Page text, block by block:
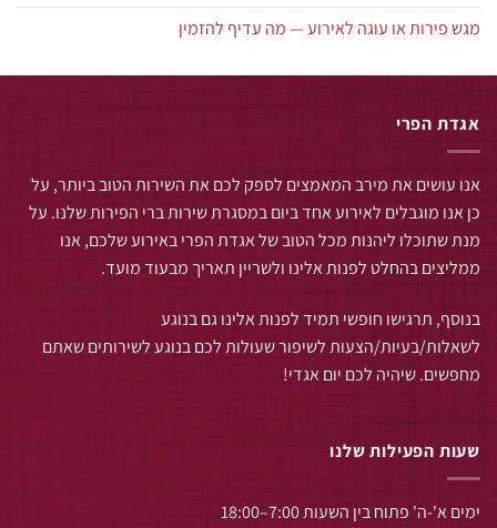
מגש פירות או עוגה לאירוע — מה עדיף להזמין
אגדת הפרי
אנו עושים את מירב המאמצים לספק לכם את השירות הטוב ביותר, על
כן אנו מוגבלים לאירוע אחד ביום במסגרת שירות ברי הפירות שלנו. על
מנת שתוכלו ליהנות מכל הטוב של אגדת הפרי באירוע שלכם, אנו
ממליצים בהחלט לפנות אלינו ולשריין תאריך מבעוד מועד.
בנוסף, תרגישו חופשי תמיד לפנות אלינו גם בנוגע
לשאלות/בעיות/הצעות לשיפור שעולות לכם בנוגע לשירותים שאתם
מחפשים. שיהיה לכם יום אגדי!
שעות הפעילות שלנו
ימים א'-ה' פתוח בין השעות 7:00–18:00